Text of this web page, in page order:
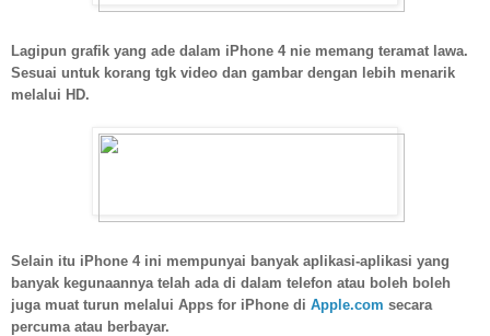
Lagipun grafik yang ade dalam iPhone 4 nie memang teramat lawa.
Sesuai untuk korang tgk video dan gambar dengan lebih menarik
melalui HD.
Selain itu iPhone 4 ini mempunyai banyak aplikasi-aplikasi yang
banyak kegunaannya telah ada di dalam telefon atau boleh boleh
juga muat turun melalui Apps for iPhone di Apple.com secara
percuma atau berbayar.